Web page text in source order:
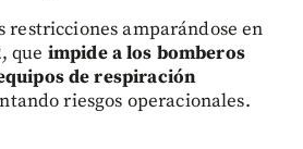
restricciones amparándose en
que impide a los bomberos
de respiración
riesgos operacionales.